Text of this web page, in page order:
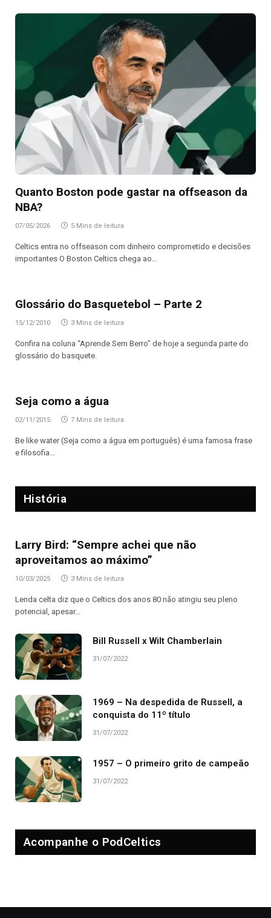
Quanto Boston pode gastar na offseason da
NBA?
07/05/2026 5 Mins de leitura
Celtics entra no offseason com dinheiro comprometido e decisões
importantes O Boston Celtics chega ao…
Glossário do Basquetebol – Parte 2
15/12/2010 3 Mins de leitura
Confira na coluna “Aprende Sem Berro” de hoje a segunda parte do
glossário do basquete.
Seja como a água
02/11/2015 7 Mins de leitura
Be like water (Seja como a água em português) é uma famosa frase
e filosofia…
História
Larry Bird: “Sempre achei que não
aproveitamos ao máximo”
10/03/2025 3 Mins de leitura
Lenda celta diz que o Celtics dos anos 80 não atingiu seu pleno
potencial, apesar…
Bill Russell x Wilt Chamberlain
31/07/2022
1969 – Na despedida de Russell, a
conquista do 11º título
31/07/2022
1957 – O primeiro grito de campeão
31/07/2022
Acompanhe o PodCeltics